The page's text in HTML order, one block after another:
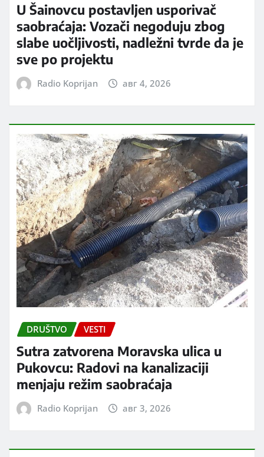
U Šainovcu postavljen usporivač
saobraćaja: Vozači negoduju zbog
slabe uočljivosti, nadležni tvrde da je
sve po projektu
Radio Koprijan авг 4, 2026
DRUŠTVO VESTI
Sutra zatvorena Moravska ulica u
Pukovcu: Radovi na kanalizaciji
menjaju režim saobraćaja
Radio Koprijan авг 3, 2026